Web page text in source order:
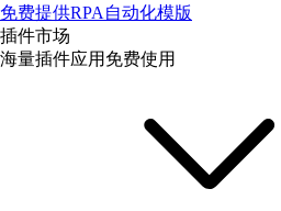
免费提供RPA自动化模版
插件市场
海量插件应用免费使用